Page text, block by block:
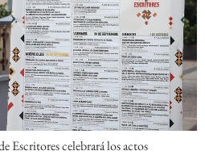
Escritores celebrará los actos